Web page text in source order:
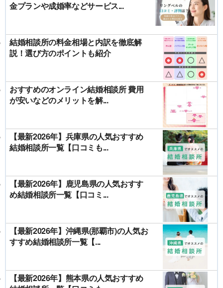
金プランや成婚率などサービス...
結婚相談所の料金相場と内訳を徹底解
説！選び方のポイントも紹介
おすすめのオンライン結婚相談所 費用
が安いなどのメリットを解...
【最新2026年】兵庫県の人気おすすめ
結婚相談所一覧【口コミも...
【最新2026年】鹿児島県の人気おすす
め結婚相談所一覧【口コミ...
【最新2026年】沖縄県(那覇市)の人気お
すすめ結婚相談所一覧【...
【最新2026年】熊本県の人気おすすめ